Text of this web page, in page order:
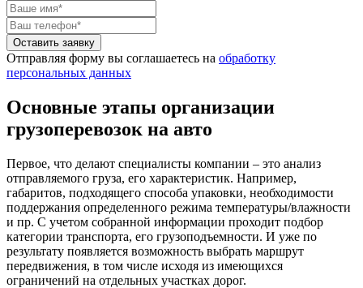
Оставить заявку
Отправляя форму вы соглашаетесь на обработку
персональных данных
Основные этапы организации
грузоперевозок на авто
Первое, что делают специалисты компании – это анализ
отправляемого груза, его характеристик. Например,
габаритов, подходящего способа упаковки, необходимости
поддержания определенного режима температуры/влажности
и пр. С учетом собранной информации проходит подбор
категории транспорта, его грузоподъемности. И уже по
результату появляется возможность выбрать маршрут
передвижения, в том числе исходя из имеющихся
ограничений на отдельных участках дорог.